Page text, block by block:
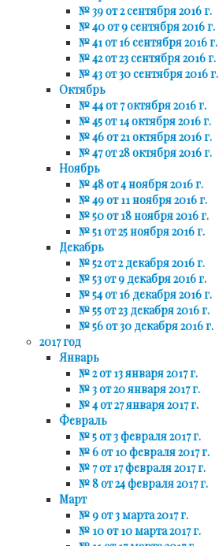
№ 39 от 2 сентября 2016 г.
№ 40 от 9 сентября 2016 г.
№ 41 от 16 сентября 2016 г.
№ 42 от 23 сентября 2016 г.
№ 43 от 30 сентября 2016 г.
Октябрь
№ 44 от 7 октября 2016 г.
№ 45 от 14 октября 2016 г.
№ 46 от 21 октября 2016 г.
№ 47 от 28 октября 2016 г.
Ноябрь
№ 48 от 4 ноября 2016 г.
№ 49 от 11 ноября 2016 г.
№ 50 от 18 ноября 2016 г.
№ 51 от 25 ноября 2016 г.
Декабрь
№ 52 от 2 декабря 2016 г.
№ 53 от 9 декабря 2016 г.
№ 54 от 16 декабря 2016 г.
№ 55 от 23 декабря 2016 г.
№ 56 от 30 декабря 2016 г.
2017 год
Январь
№ 2 от 13 января 2017 г.
№ 3 от 20 января 2017 г.
№ 4 от 27 января 2017 г.
Февраль
№ 5 от 3 февраля 2017 г.
№ 6 от 10 февраля 2017 г.
№ 7 от 17 февраля 2017 г.
№ 8 от 24 февраля 2017 г.
Март
№ 9 от 3 марта 2017 г.
№ 10 от 10 марта 2017 г.